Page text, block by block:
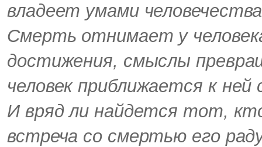
владеет умами
Смерть отнимает у
достижения, смыслы
человек приближается к
И вряд ли найдется тот,
встреча со смертью его